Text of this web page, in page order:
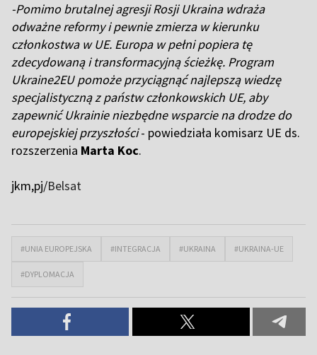
-Pomimo brutalnej agresji Rosji Ukraina wdraża
odważne reformy i pewnie zmierza w kierunku
członkostwa w UE. Europa w pełni popiera tę
zdecydowaną i transformacyjną ścieżkę. Program
Ukraine2EU pomoże przyciągnąć najlepszą wiedzę
specjalistyczną z państw członkowskich UE, aby
zapewnić Ukrainie niezbędne wsparcie na drodze do
europejskiej przyszłości- powiedziała komisarz UE ds.
rozszerzenia Marta Koc.
jkm,pj/Belsat
#UNIA EUROPEJSKA #INTEGRACJA #UKRAINA #UKRAINA-UE
#DYPLOMACJA